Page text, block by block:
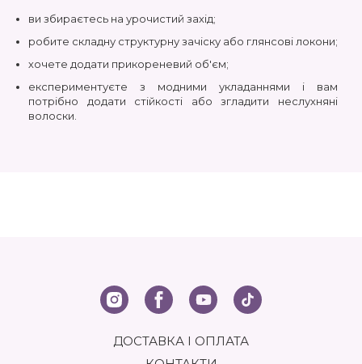
ви збираєтесь на урочистий захід;
робите складну структурну зачіску або глянсові локони;
хочете додати прикореневий об'єм;
експериментуєте з модними укладаннями і вам
потрібно додати стійкості або згладити неслухняні
волоски.
Залежно від перукарських прагнень ви можете
вибрати різний рівень фіксації: Light, Strong, Extreme,
ДОСТАВКА І ОПЛАТА